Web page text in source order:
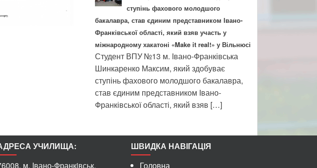
ступінь фахового молодшого
бакалавра, став єдиним представником Івано-
Франківської області, який взяв участь у
міжнародному хакатоні «Make it real!» у Вільнюсі
Студент ВПУ №13 м. Івано-Франківська
Шинкаренко Максим, який здобуває
ступінь фахового молодшого бакалавра,
став єдиним представником Івано-
Франківської області, який взяв […]
УЧИЛИЩА:
м. Iвано-Франкiвськ,
ШВИДКА НАВІГАЦІЯ
Головна